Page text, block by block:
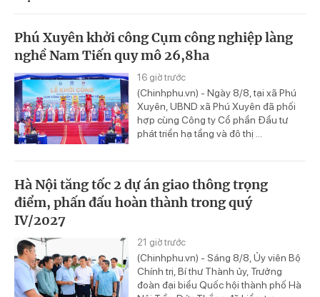
Phú Xuyên khởi công Cụm công nghiệp làng
nghề Nam Tiến quy mô 26,8ha
16 giờ trước
(Chinhphu.vn) - Ngày 8/8, tại xã Phú
Xuyên, UBND xã Phú Xuyên đã phối
hợp cùng Công ty Cổ phần Đầu tư
phát triển hạ tầng và đô thị ...
Hà Nội tăng tốc 2 dự án giao thông trọng
điểm, phấn đấu hoàn thành trong quý
IV/2027
21 giờ trước
(Chinhphu.vn) - Sáng 8/8, Ủy viên Bộ
Chính trị, Bí thư Thành ủy, Trưởng
đoàn đại biểu Quốc hội thành phố Hà